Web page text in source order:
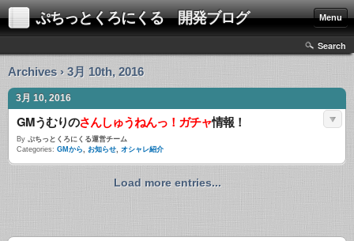
ぷちっとくろにくる 開発ブログ Menu
Search
Archives › 3月 10th, 2016
3月 10, 2016
GMうむりのさんしゅうねんっ！ガチャ情報！
By ぷちっとくろにくる運営チーム
Categories: GMから, お知らせ, オシャレ紹介
Load more entries...